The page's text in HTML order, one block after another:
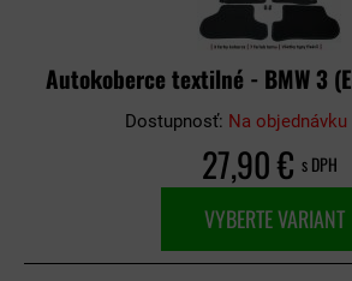
Autokoberce textilné - BMW 3
Dostupnosť: Na objednávku
27,90 € s DPH
VYBERTE VARIANT